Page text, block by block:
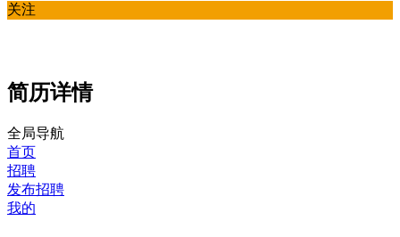
关注
简历详情
全局导航
首页
招聘
发布招聘
我的